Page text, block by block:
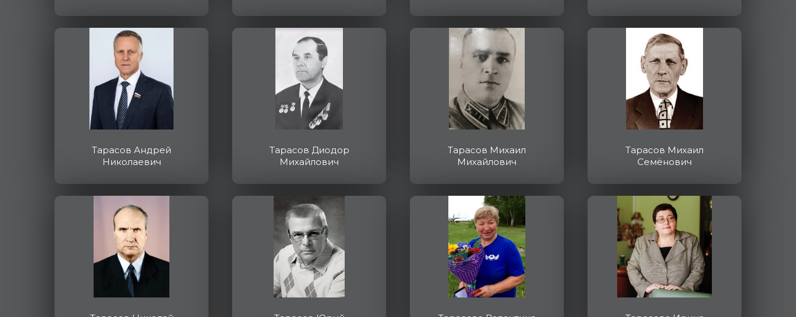
Тарасов Андрей
Николаевич
Тарасов Диодор
Михайлович
Тарасов Михаил
Михайлович
Тарасов Михаил
Семёнович